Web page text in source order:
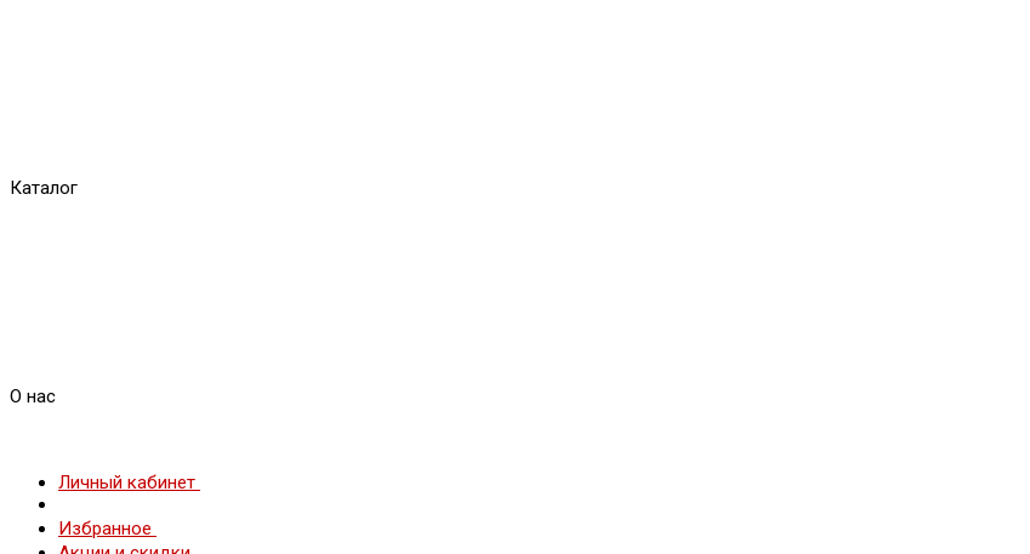
Каталог
О нас
Личный кабинет
Избранное